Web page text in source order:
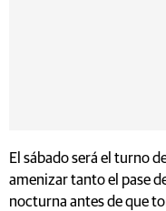
El sábado será el turno
amenizar tanto el pase
nocturna antes de que